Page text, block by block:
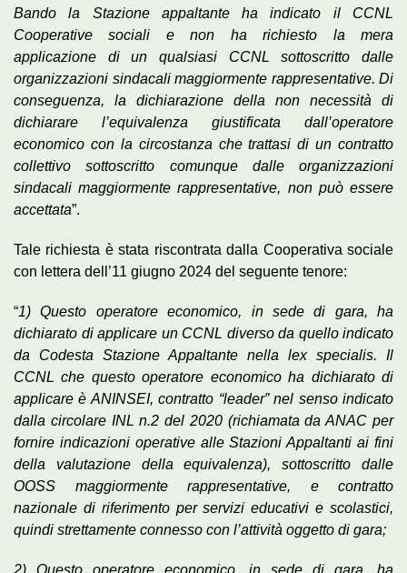
Bando la Stazione appaltante ha indicato il CCNL
Cooperative sociali e non ha richiesto la mera
applicazione di un qualsiasi CCNL sottoscritto dalle
organizzazioni sindacali maggiormente rappresentative. Di
conseguenza, la dichiarazione della non necessità di
dichiarare l’equivalenza giustificata dall’operatore
economico con la circostanza che trattasi di un contratto
collettivo sottoscritto comunque dalle organizzazioni
sindacali maggiormente rappresentative, non può essere
accettata”.
Tale richiesta è stata riscontrata dalla Cooperativa sociale
con lettera dell’11 giugno 2024 del seguente tenore:
“1) Questo operatore economico, in sede di gara, ha
dichiarato di applicare un CCNL diverso da quello indicato
da Codesta Stazione Appaltante nella lex specialis. Il
CCNL che questo operatore economico ha dichiarato di
applicare è ANINSEI, contratto “leader” nel senso indicato
dalla circolare INL n.2 del 2020 (richiamata da ANAC per
fornire indicazioni operative alle Stazioni Appaltanti ai fini
della valutazione della equivalenza), sottoscritto dalle
OOSS maggiormente rappresentative, e contratto
nazionale di riferimento per servizi educativi e scolastici,
quindi strettamente connesso con l’attività oggetto di gara;
2) Questo operatore economico, in sede di gara, ha